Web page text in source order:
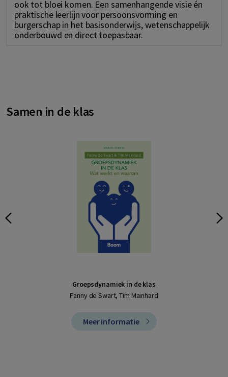
ook tot bloei komen. Een samenhangende visie én
praktische leerlijn voor persoonsvorming en
burgerschap in het basisonderwijs, wetenschappelijk
onderbouwd en direct toepasbaar.
Samen in de klas
Groepsdynamiek in de klas
Fanny de Swart, Tim Mainhard
Meer informatie